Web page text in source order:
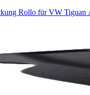
Rollo für VW Tiguan